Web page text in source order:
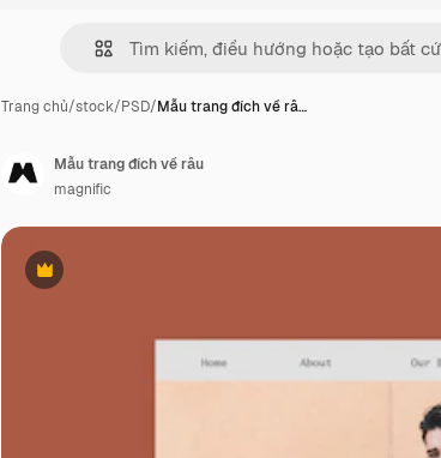
Trang chủ/stock/PSD/Mẫu trang đích về râ…
Phần thưởng
Mẫu trang đích về râu
magnific